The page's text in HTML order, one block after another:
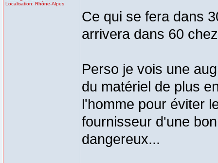
Localisation: Rhône-Alpes
Ce qui se fera dans
arrivera dans 60
Perso je vois une
du matériel de plus
l'homme pour éviter
fournisseur d'une
dangereux...